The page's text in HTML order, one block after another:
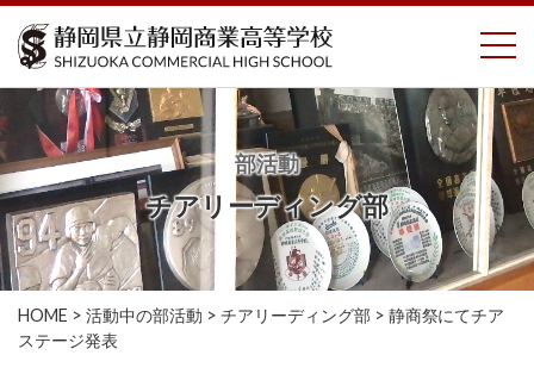
コ
ツ
へ
ス
キ
ッ
プ
部活動
チアリーディング部
HOME > 活動中の部活動 > チアリーディング部 > 静商祭にてチア
ステージ発表